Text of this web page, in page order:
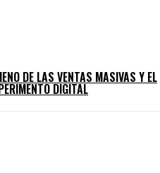
DE LAS VENTAS MASIVAS Y EL
DIGITAL